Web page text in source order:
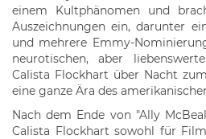
einem Kultphänomen und
Auszeichnungen ein, darunter
und mehrere Emmy-
neurotischen, aber
Calista Flockhart über Nacht
eine ganze Ära des
Nach dem Ende von "Ally
Calista Flockhart sowohl für